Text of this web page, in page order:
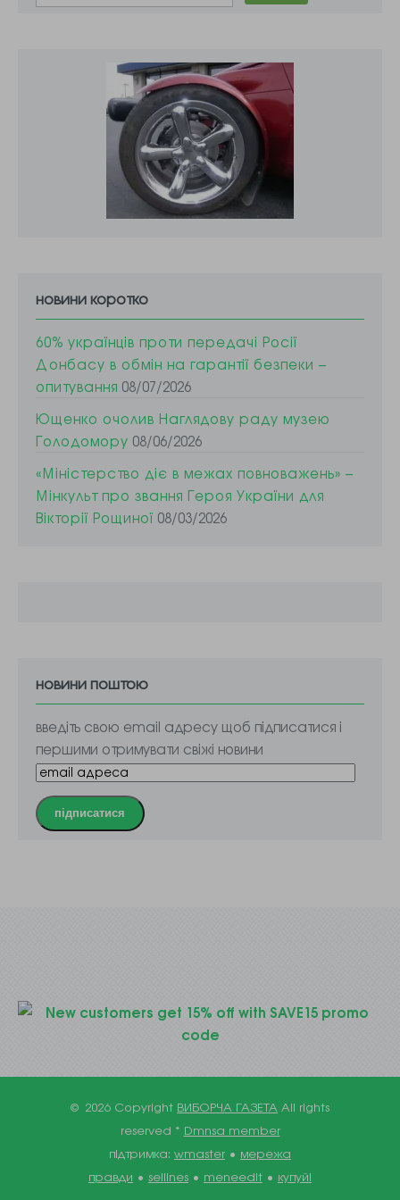
новини коротко
60% українців проти передачі Росії
Донбасу в обмін на гарантії безпеки –
опитування 08/07/2026
Ющенко очолив Наглядову раду музею
Голодомору 08/06/2026
«Міністерство діє в межах повноважень» –
Мінкульт про звання Героя України для
Вікторії Рощиної 08/03/2026
новини поштою
введіть свою email адресу щоб підписатися і
першими отримувати свіжі новини
підписатися
© 2026 Copyright ВИБОРЧА ГАЗЕТА All rights
reserved * Dmnsa member
підтримка: wmaster • мережа
правди • sellines • meneedit • купуй!